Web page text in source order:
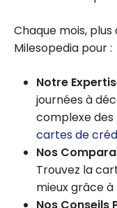
Chaque mois,
Milesopedia pour :
Notre
journées à
complexe des
cartes de
Nos
Trouvez la
mieux grâce à
Nos Conseils